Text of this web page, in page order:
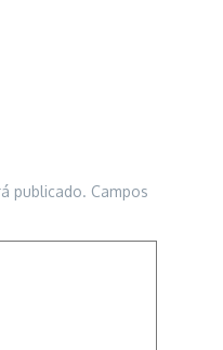
publicado. Campos